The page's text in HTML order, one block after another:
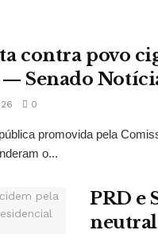
contra povo
Senado
0
promovida pela
o...
PRD e